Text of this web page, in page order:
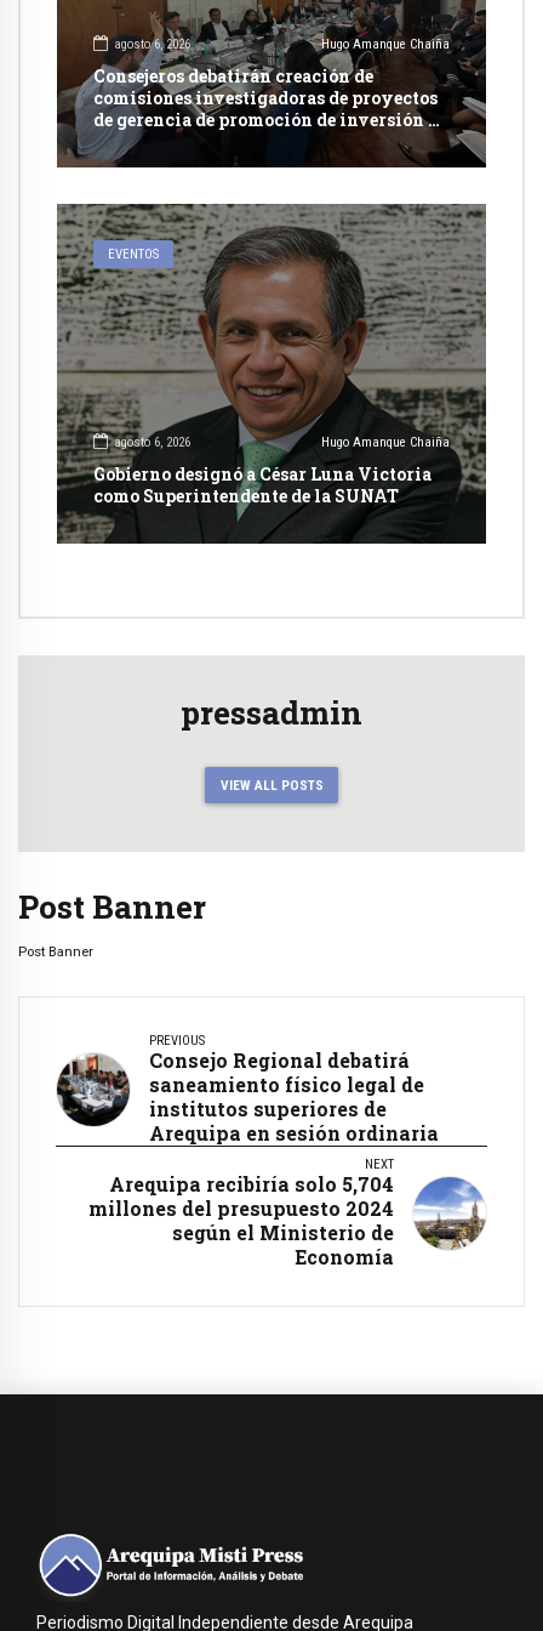
agosto 6, 2026 Hugo Amanque Chaiña
Consejeros debatirán creación de
comisiones investigadoras de proyectos
de gerencia de promoción de inversión y
carretera en Caylloma
EVENTOS
agosto 6, 2026 Hugo Amanque Chaiña
Gobierno designó a César Luna Victoria
como Superintendente de la SUNAT
pressadmin
VIEW ALL POSTS
Post Banner
Post Banner
PREVIOUS
Consejo Regional debatirá
saneamiento físico legal de
institutos superiores de
Arequipa en sesión ordinaria
NEXT
Arequipa recibiría solo 5,704
millones del presupuesto 2024
según el Ministerio de
Economía
Periodismo Digital Independiente desde Arequipa